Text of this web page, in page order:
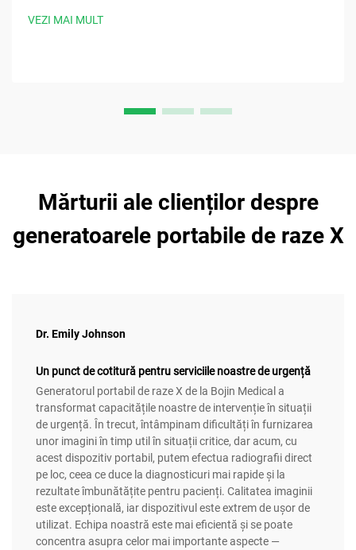
VEZI MAI MULT
Mărturii ale clienților despre
generatoarele portabile de raze X
Dr. Emily Johnson
Un punct de cotitură pentru serviciile noastre de urgență
Generatorul portabil de raze X de la Bojin Medical a
transformat capacitățile noastre de intervenție în situații
de urgență. În trecut, întâmpinam dificultăți în furnizarea
unor imagini în timp util în situații critice, dar acum, cu
acest dispozitiv portabil, putem efectua radiografii direct
pe loc, ceea ce duce la diagnosticuri mai rapide și la
rezultate îmbunătățite pentru pacienți. Calitatea imaginii
este excepțională, iar dispozitivul este extrem de ușor de
utilizat. Echipa noastră este mai eficientă și se poate
concentra asupra celor mai importante aspecte —